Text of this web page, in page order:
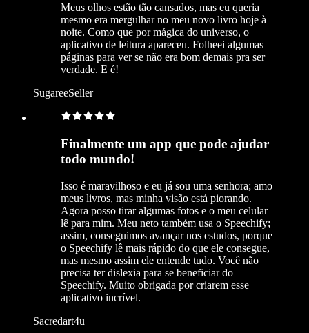
Meus olhos estão tão cansados, mas eu queria
mesmo era mergulhar no meu novo livro hoje à
noite. Como que por mágica do universo, o
aplicativo de leitura apareceu. Folheei algumas
páginas para ver se não era bom demais pra ser
verdade. E é!
SugareeSeller
Finalmente um app que pode ajudar
todo mundo!
Isso é maravilhoso e eu já sou uma senhora; amo
meus livros, mas minha visão está piorando.
Agora posso tirar algumas fotos e o meu celular
lê para mim. Meu neto também usa o Speechify;
assim, conseguimos avançar nos estudos, porque
o Speechify lê mais rápido do que ele consegue,
mas mesmo assim ele entende tudo. Você não
precisa ter dislexia para se beneficiar do
Speechify. Muito obrigada por criarem esse
aplicativo incrível.
Sacredart4u